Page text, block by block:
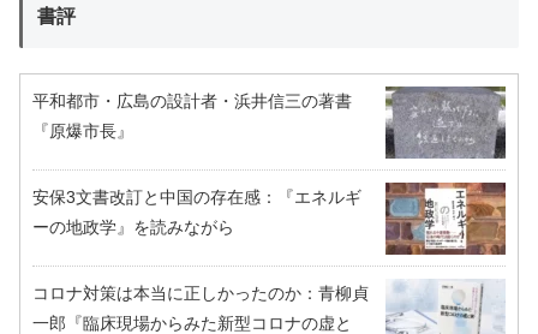
書評
平和都市・広島の設計者・浜井信三の著書
『原爆市長』
安保3文書改訂と中国の存在感：『エネルギ
ーの地政学』を読みながら
コロナ対策は本当に正しかったのか：青柳貞
一郎『臨床現場からみた新型コロナの虚と